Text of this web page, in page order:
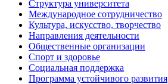
Структура университета
Международное сотрудничество
Культура, искусство, творчество
Направления деятельности
Общественные организации
Спорт и здоровье
Социальная поддержка
Программа устойчивого развития